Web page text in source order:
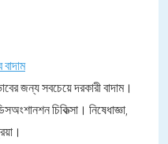
জন্য সবচেয়ে দরকারী বাদাম।
চিকিত্সা। নিষেধাজ্ঞা,